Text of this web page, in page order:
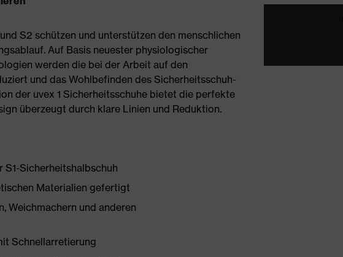
S2 schützen und unterstützen den menschlichen
Auf Basis neuester physiologischer
werden die bei der Arbeit auf den
und das Wohlbefinden des Sicherheitsschuh-
der uvex 1 Sicherheitsschuhe bietet die perfekte
überzeugt durch klare Linien und Reduktion.
Sicherheitshalbschuh
Materialien gefertigt
Weichmachern und anderen
Schnellarretierung